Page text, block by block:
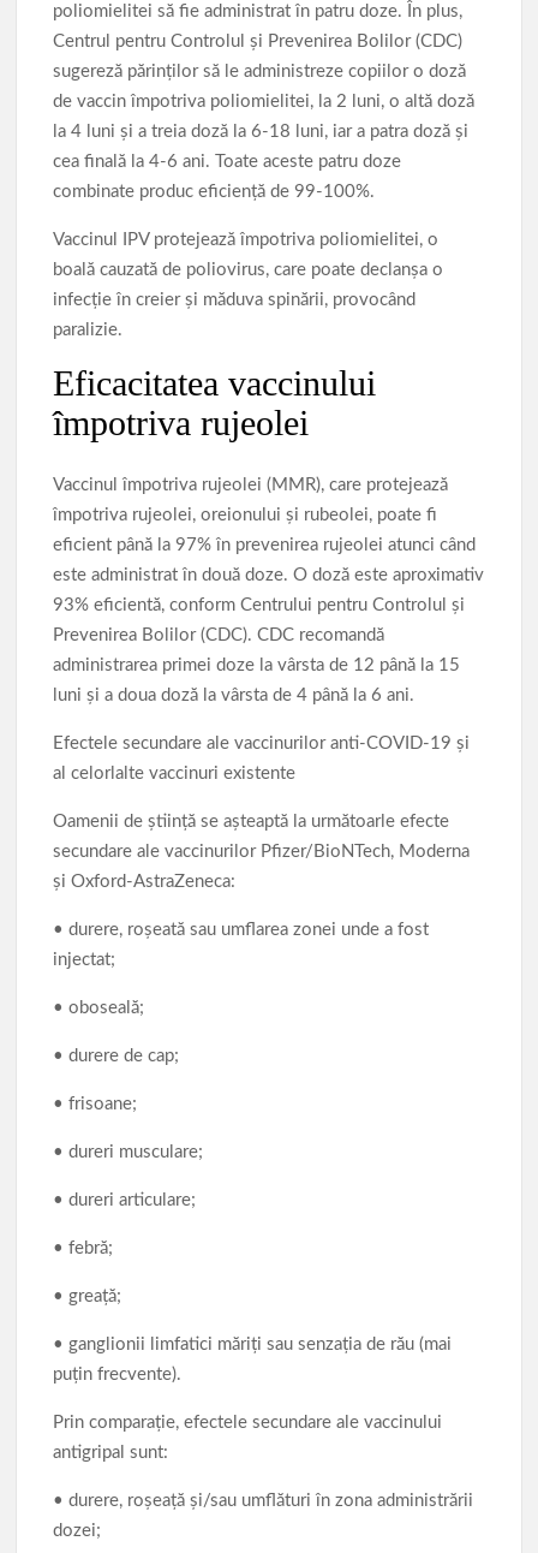
poliomielitei să fie administrat în patru doze. În plus,
Centrul pentru Controlul și Prevenirea Bolilor (CDC)
sugereză părinților să le administreze copiilor o doză
de vaccin împotriva poliomielitei, la 2 luni, o altă doză
la 4 luni și a treia doză la 6-18 luni, iar a patra doză și
cea finală la 4-6 ani. Toate aceste patru doze
combinate produc eficiență de 99-100%.
Vaccinul IPV protejează împotriva poliomielitei, o
boală cauzată de poliovirus, care poate declanșa o
infecție în creier și măduva spinării, provocând
paralizie.
Eficacitatea vaccinului
împotriva rujeolei
Vaccinul împotriva rujeolei (MMR), care protejează
împotriva rujeolei, oreionului și rubeolei, poate fi
eficient până la 97% în prevenirea rujeolei atunci când
este administrat în două doze. O doză este aproximativ
93% eficientă, conform Centrului pentru Controlul și
Prevenirea Bolilor (CDC). CDC recomandă
administrarea primei doze la vârsta de 12 până la 15
luni și a doua doză la vârsta de 4 până la 6 ani.
Efectele secundare ale vaccinurilor anti-COVID-19 și
al celorlalte vaccinuri existente
Oamenii de știință se așteaptă la următoarle efecte
secundare ale vaccinurilor Pfizer/BioNTech, Moderna
și Oxford-AstraZeneca:
• durere, roșeată sau umflarea zonei unde a fost
injectat;
• oboseală;
• durere de cap;
• frisoane;
• dureri musculare;
• dureri articulare;
• febră;
• greață;
• ganglionii limfatici măriți sau senzația de rău (mai
puțin frecvente).
Prin comparație, efectele secundare ale vaccinului
antigripal sunt:
• durere, roșeață și/sau umflături în zona administrării
dozei;